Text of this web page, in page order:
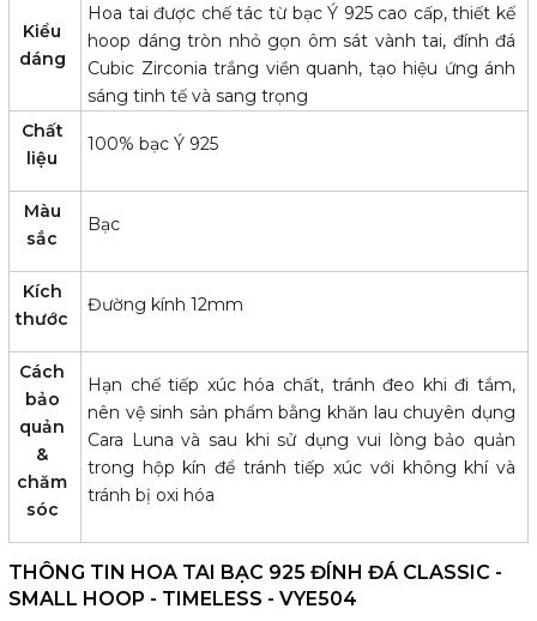
Kiểu
dáng
Hoa tai được chế tác từ bạc Ý 925 cao cấp, thiết kế
hoop dáng tròn nhỏ gọn ôm sát vành tai, đính đá
Cubic Zirconia trắng viền quanh, tạo hiệu ứng ánh
sáng tinh tế và sang trọng
Chất
liệu
100% bạc Ý 925
Màu
sắc
Bạc
Kích
thước
Đường kính 12mm
Cách
bảo
quản
&
chăm
sóc
Hạn chế tiếp xúc hóa chất, tránh đeo khi đi tắm,
nên vệ sinh sản phẩm bằng khăn lau chuyên dụng
Cara Luna và sau khi sử dụng vui lòng bảo quản
trong hộp kín để tránh tiếp xúc với không khí và
tránh bị oxi hóa
THÔNG TIN HOA TAI BẠC 925 ĐÍNH ĐÁ CLASSIC -
SMALL HOOP - TIMELESS - VYE504